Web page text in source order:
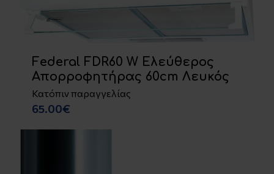
Federal FDR60 W Ελεύθερος
Απορροφητήρας 60cm Λευκός
Κατόπιν παραγγελίας
65.00€